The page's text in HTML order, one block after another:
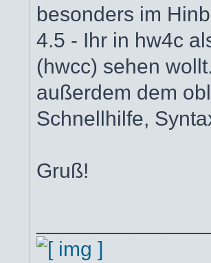
besonders im
4.5 - Ihr in hw4c
(hwcc) sehen
außerdem dem
Schnellhilfe,
Gruß!